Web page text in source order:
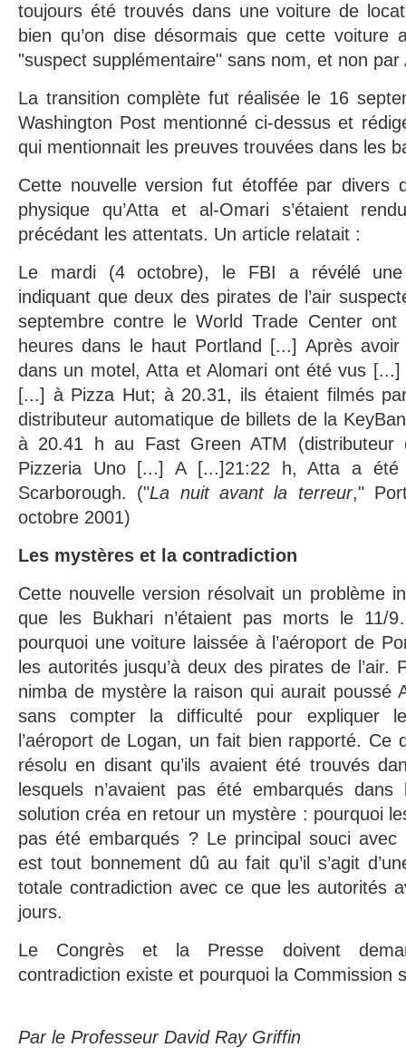
toujours été trouvés dans une voiture de
bien qu’on dise désormais que cette voiture
"suspect supplémentaire" sans nom, et non par
La transition complète fut réalisée le 16
Washington Post mentionné ci-dessus et
qui mentionnait les preuves trouvées dans les
Cette nouvelle version fut étoffée par divers
physique qu’Atta et al-Omari s’étaient
précédant les attentats. Un article relatait :
Le mardi (4 octobre), le FBI a révélé une
indiquant que deux des pirates de l’air
septembre contre le World Trade Center ont
heures dans le haut Portland [...] Après
dans un motel, Atta et Alomari ont été vus
[...] à Pizza Hut; à 20.31, ils étaient filmés
distributeur automatique de billets de la
à 20.41 h au Fast Green ATM
Pizzeria Uno [...] A [...]21:22 h, Atta a
Scarborough. ("La nuit avant la terreur,"
octobre 2001)
Les mystères et la contradiction
Cette nouvelle version résolvait un problème
que les Bukhari n’étaient pas morts le 11/
pourquoi une voiture laissée à l’aéroport de
les autorités jusqu’à deux des pirates de l’air.
nimba de mystère la raison qui aurait poussé
sans compter la difficulté pour expliquer
l’aéroport de Logan, un fait bien rapporté. Ce
résolu en disant qu’ils avaient été trouvés
lesquels n’avaient pas été embarqués
solution créa en retour un mystère : pourquoi
pas été embarqués ? Le principal souci avec
est tout bonnement dû au fait qu’il s’agit
totale contradiction avec ce que les autorités
jours.
Le Congrès et la Presse doivent
contradiction existe et pourquoi la Commission
Par le Professeur David Ray Griffin